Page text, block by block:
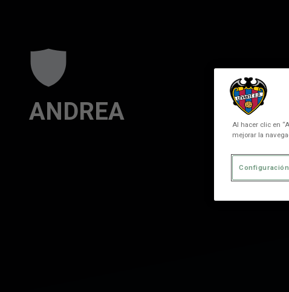
ANDREA
Al hacer clic en
mejorar la